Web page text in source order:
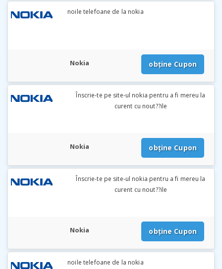
noile telefoane de la nokia
Nokia obține Cupon
Înscrie-te pe site-ul nokia pentru a fi mereu la
curent cu nout??ile
Nokia obține Cupon
Înscrie-te pe site-ul nokia pentru a fi mereu la
curent cu nout??ile
Nokia obține Cupon
noile telefoane de la nokia